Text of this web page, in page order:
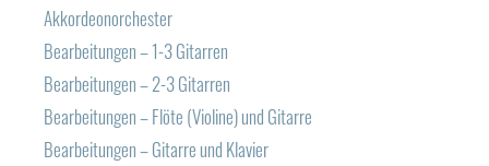
Akkordeonorchester
Bearbeitungen – 1-3 Gitarren
Bearbeitungen – 2-3 Gitarren
Bearbeitungen – Flöte (Violine) und Gitarre
Bearbeitungen – Gitarre und Klavier